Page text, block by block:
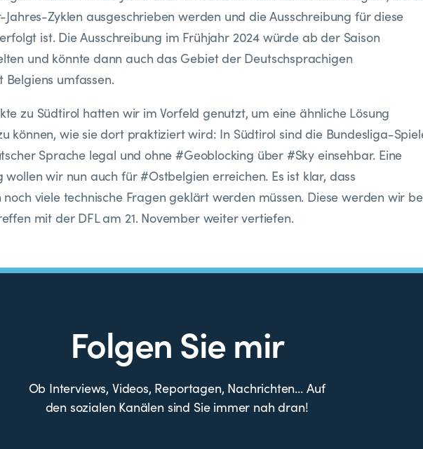
Jahres-Zyklen ausgeschrieben werden und die Ausschreibung für diese
ist. Die Ausschreibung im Frühjahr 2024 würde ab der Saison
und könnte dann auch das Gebiet der Deutschsprachigen
Belgiens umfassen.
zu Südtirol hatten wir im Vorfeld genutzt, um eine ähnliche Lösung
können, wie sie dort praktiziert wird: In Südtirol sind die Bundesliga-
Sprache legal und ohne #Geoblocking über #Sky einsehbar. Eine
wollen wir nun auch für #Ostbelgien erreichen. Es ist klar, dass
viele technische Fragen geklärt werden müssen. Diese werden wir
mit der DFL am 21. November weiter vertiefen.
Folgen Sie mir
Ob Interviews, Videos, Reportagen, Nachrichten… Auf
den sozialen Kanälen sind Sie immer nah dran!